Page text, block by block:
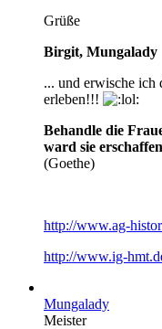
Grüße
Birgit, Mungalady
... und erwische ich
erleben!!!
Behandle die
ward sie
(Goethe)
http://www.ag-
http://www.ig-
Mungalady
Meister